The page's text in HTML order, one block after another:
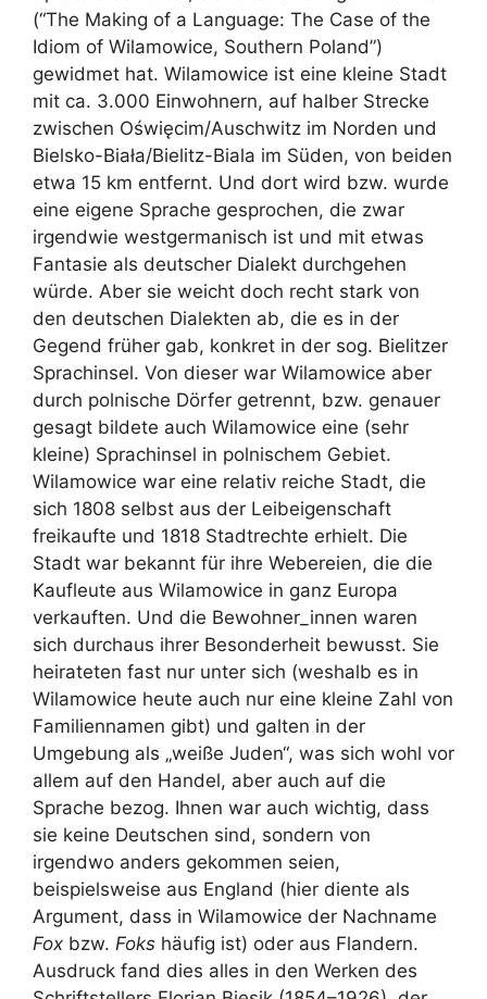
(“The Making of a Language: The Case of the
Idiom of Wilamowice, Southern Poland”)
gewidmet hat. Wilamowice ist eine kleine Stadt
mit ca. 3.000 Einwohnern, auf halber Strecke
zwischen Oświęcim/Auschwitz im Norden und
Bielsko-Biała/Bielitz-Biala im Süden, von beiden
etwa 15 km entfernt. Und dort wird bzw. wurde
eine eigene Sprache gesprochen, die zwar
irgendwie westgermanisch ist und mit etwas
Fantasie als deutscher Dialekt durchgehen
würde. Aber sie weicht doch recht stark von
den deutschen Dialekten ab, die es in der
Gegend früher gab, konkret in der sog. Bielitzer
Sprachinsel. Von dieser war Wilamowice aber
durch polnische Dörfer getrennt, bzw. genauer
gesagt bildete auch Wilamowice eine (sehr
kleine) Sprachinsel in polnischem Gebiet.
Wilamowice war eine relativ reiche Stadt, die
sich 1808 selbst aus der Leibeigenschaft
freikaufte und 1818 Stadtrechte erhielt. Die
Stadt war bekannt für ihre Webereien, die die
Kaufleute aus Wilamowice in ganz Europa
verkauften. Und die Bewohner_innen waren
sich durchaus ihrer Besonderheit bewusst. Sie
heirateten fast nur unter sich (weshalb es in
Wilamowice heute auch nur eine kleine Zahl von
Familiennamen gibt) und galten in der
Umgebung als „weiße Juden“, was sich wohl vor
allem auf den Handel, aber auch auf die
Sprache bezog. Ihnen war auch wichtig, dass
sie keine Deutschen sind, sondern von
irgendwo anders gekommen seien,
beispielsweise aus England (hier diente als
Argument, dass in Wilamowice der Nachname
Fox bzw. Foks häufig ist) oder aus Flandern.
Ausdruck fand dies alles in den Werken des